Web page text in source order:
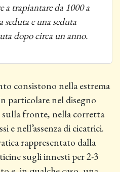
a trapiantare da 1000 a
e una seduta
dopo circa un anno.
consistono nella estrema
particolare nel disegno
sulla fronte, nella corretta
e nell’assenza di cicatrici.
rappresentato dalla
sugli innesti per 2-3